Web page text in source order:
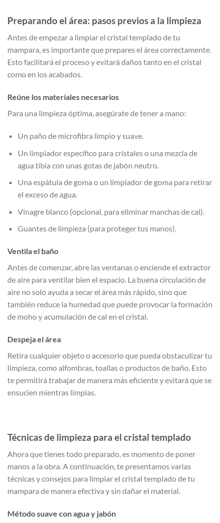
Preparando el área: pasos previos a la limpieza
Antes de empezar a limpiar el cristal templado de tu
mampara, es importante que prepares el área correctamente.
Esto facilitará el proceso y evitará daños tanto en el cristal
como en los acabados.
Reúne los materiales necesarios
Para una limpieza óptima, asegúrate de tener a mano:
Un paño de microfibra limpio y suave.
Un limpiador específico para cristales o una mezcla de
agua tibia con unas gotas de jabón neutro.
Una espátula de goma o un limpiador de goma para retirar
el exceso de agua.
Vinagre blanco (opcional, para eliminar manchas de cal).
Guantes de limpieza (para proteger tus manos).
Ventila el baño
Antes de comenzar, abre las ventanas o enciende el extractor
de aire para ventilar bien el espacio. La buena circulación de
aire no solo ayuda a secar el área más rápido, sino que
también reduce la humedad que puede provocar la formación
de moho y acumulación de cal en el cristal.
Despeja el área
Retira cualquier objeto o accesorio que pueda obstaculizar tu
limpieza, como alfombras, toallas o productos de baño. Esto
te permitirá trabajar de manera más eficiente y evitará que se
ensucien mientras limpias.
Técnicas de limpieza para el cristal templado
Ahora que tienes todo preparado, es momento de poner
manos a la obra. A continuación, te presentamos varias
técnicas y consejos para limpiar el cristal templado de tu
mampara de manera efectiva y sin dañar el material.
Método suave con agua y jabón